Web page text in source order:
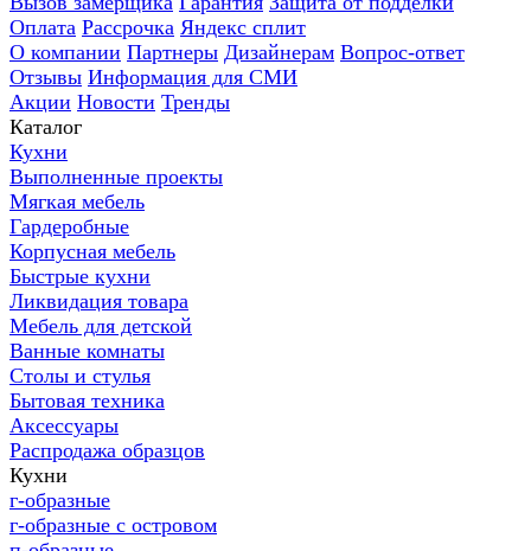
Оплата Рассрочка Яндекс сплит
О компании Партнеры Дизайнерам Вопрос-ответ
Отзывы Информация для СМИ
Акции Новости Тренды
Каталог
Кухни
Выполненные проекты
Мягкая мебель
Гардеробные
Корпусная мебель
Быстрые кухни
Ликвидация товара
Мебель для детской
Ванные комнаты
Столы и стулья
Бытовая техника
Аксессуары
Распродажа образцов
Кухни
г-образные
г-образные с островом